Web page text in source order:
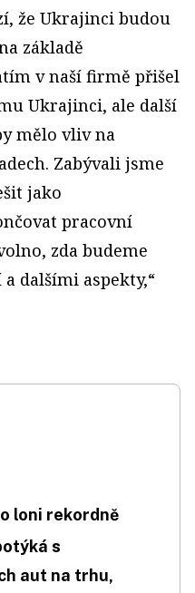
že Ukrajinci budou
základě
v naší firmě přišel
Ukrajinci, ale další
mělo vliv na
Zabývali jsme
jako
pracovní
zda budeme
dalšími aspekty,“
loni rekordně
s
aut na trhu,